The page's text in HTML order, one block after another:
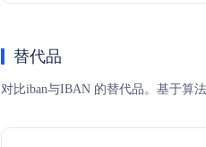
替代品
对比iban与IBAN 的替代品。基于算